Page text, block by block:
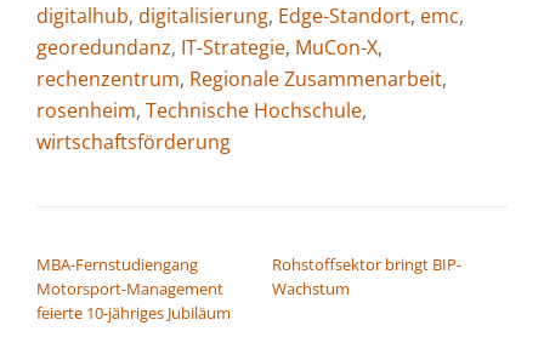
digitalhub, digitalisierung, Edge-Standort, emc,
georedundanz, IT-Strategie, MuCon-X,
rechenzentrum, Regionale Zusammenarbeit,
rosenheim, Technische Hochschule,
wirtschaftsförderung
MBA-Fernstudiengang
Motorsport-Management
feierte 10-jähriges Jubiläum
Rohstoffsektor bringt BIP-
Wachstum